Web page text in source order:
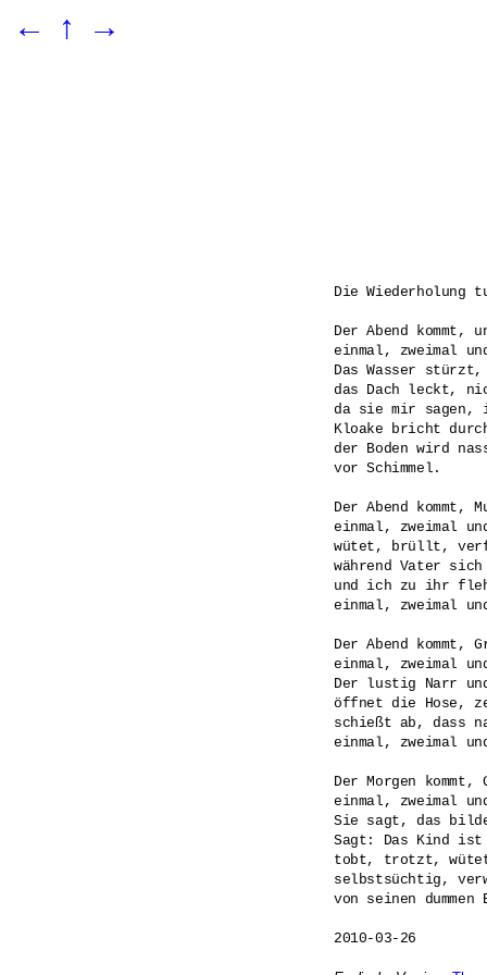
← ↑ →
Die Wiederholung
Der Abend kommt,
einmal, zweimal
Das Wasser
das Dach leckt,
da sie mir
Kloake bricht
der Boden wird
vor Schimmel.
Der Abend
einmal, zweimal
wütet, brüllt,
während Vater
und ich zu ihr
einmal, zweimal
Der Abend kommt,
einmal, zweimal
Der lustig Narr
öffnet die Hose,
schießt ab, dass
einmal, zweimal
Der Morgen
einmal, zweimal
Sie sagt, das
Sagt: Das Kind
tobt, trotzt,
selbstsüchtig,
von seinen
2010-03-26